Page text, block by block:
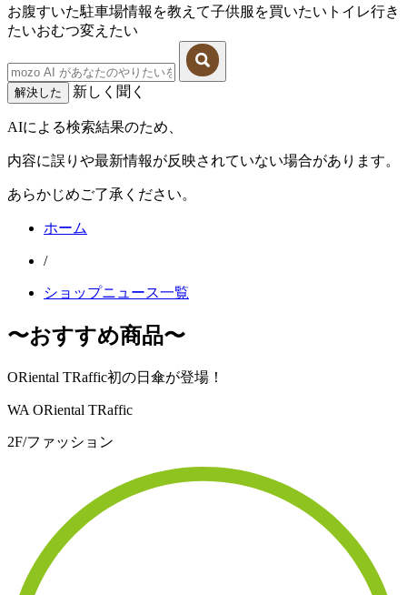
お腹すいた駐車場情報を教えて子供服を買いたい トイレ行き
たいおむつ変えたい
解決した 新しく聞く
AIによる検索結果のため、
内容に誤りや最新情報が反映されていない場合があります。
あらかじめご了承ください。
ホーム
/
ショップニュース一覧
〜おすすめ商品〜
ORiental TRaffic初の日傘が登場！
WA ORiental TRaffic
2F/ファッション